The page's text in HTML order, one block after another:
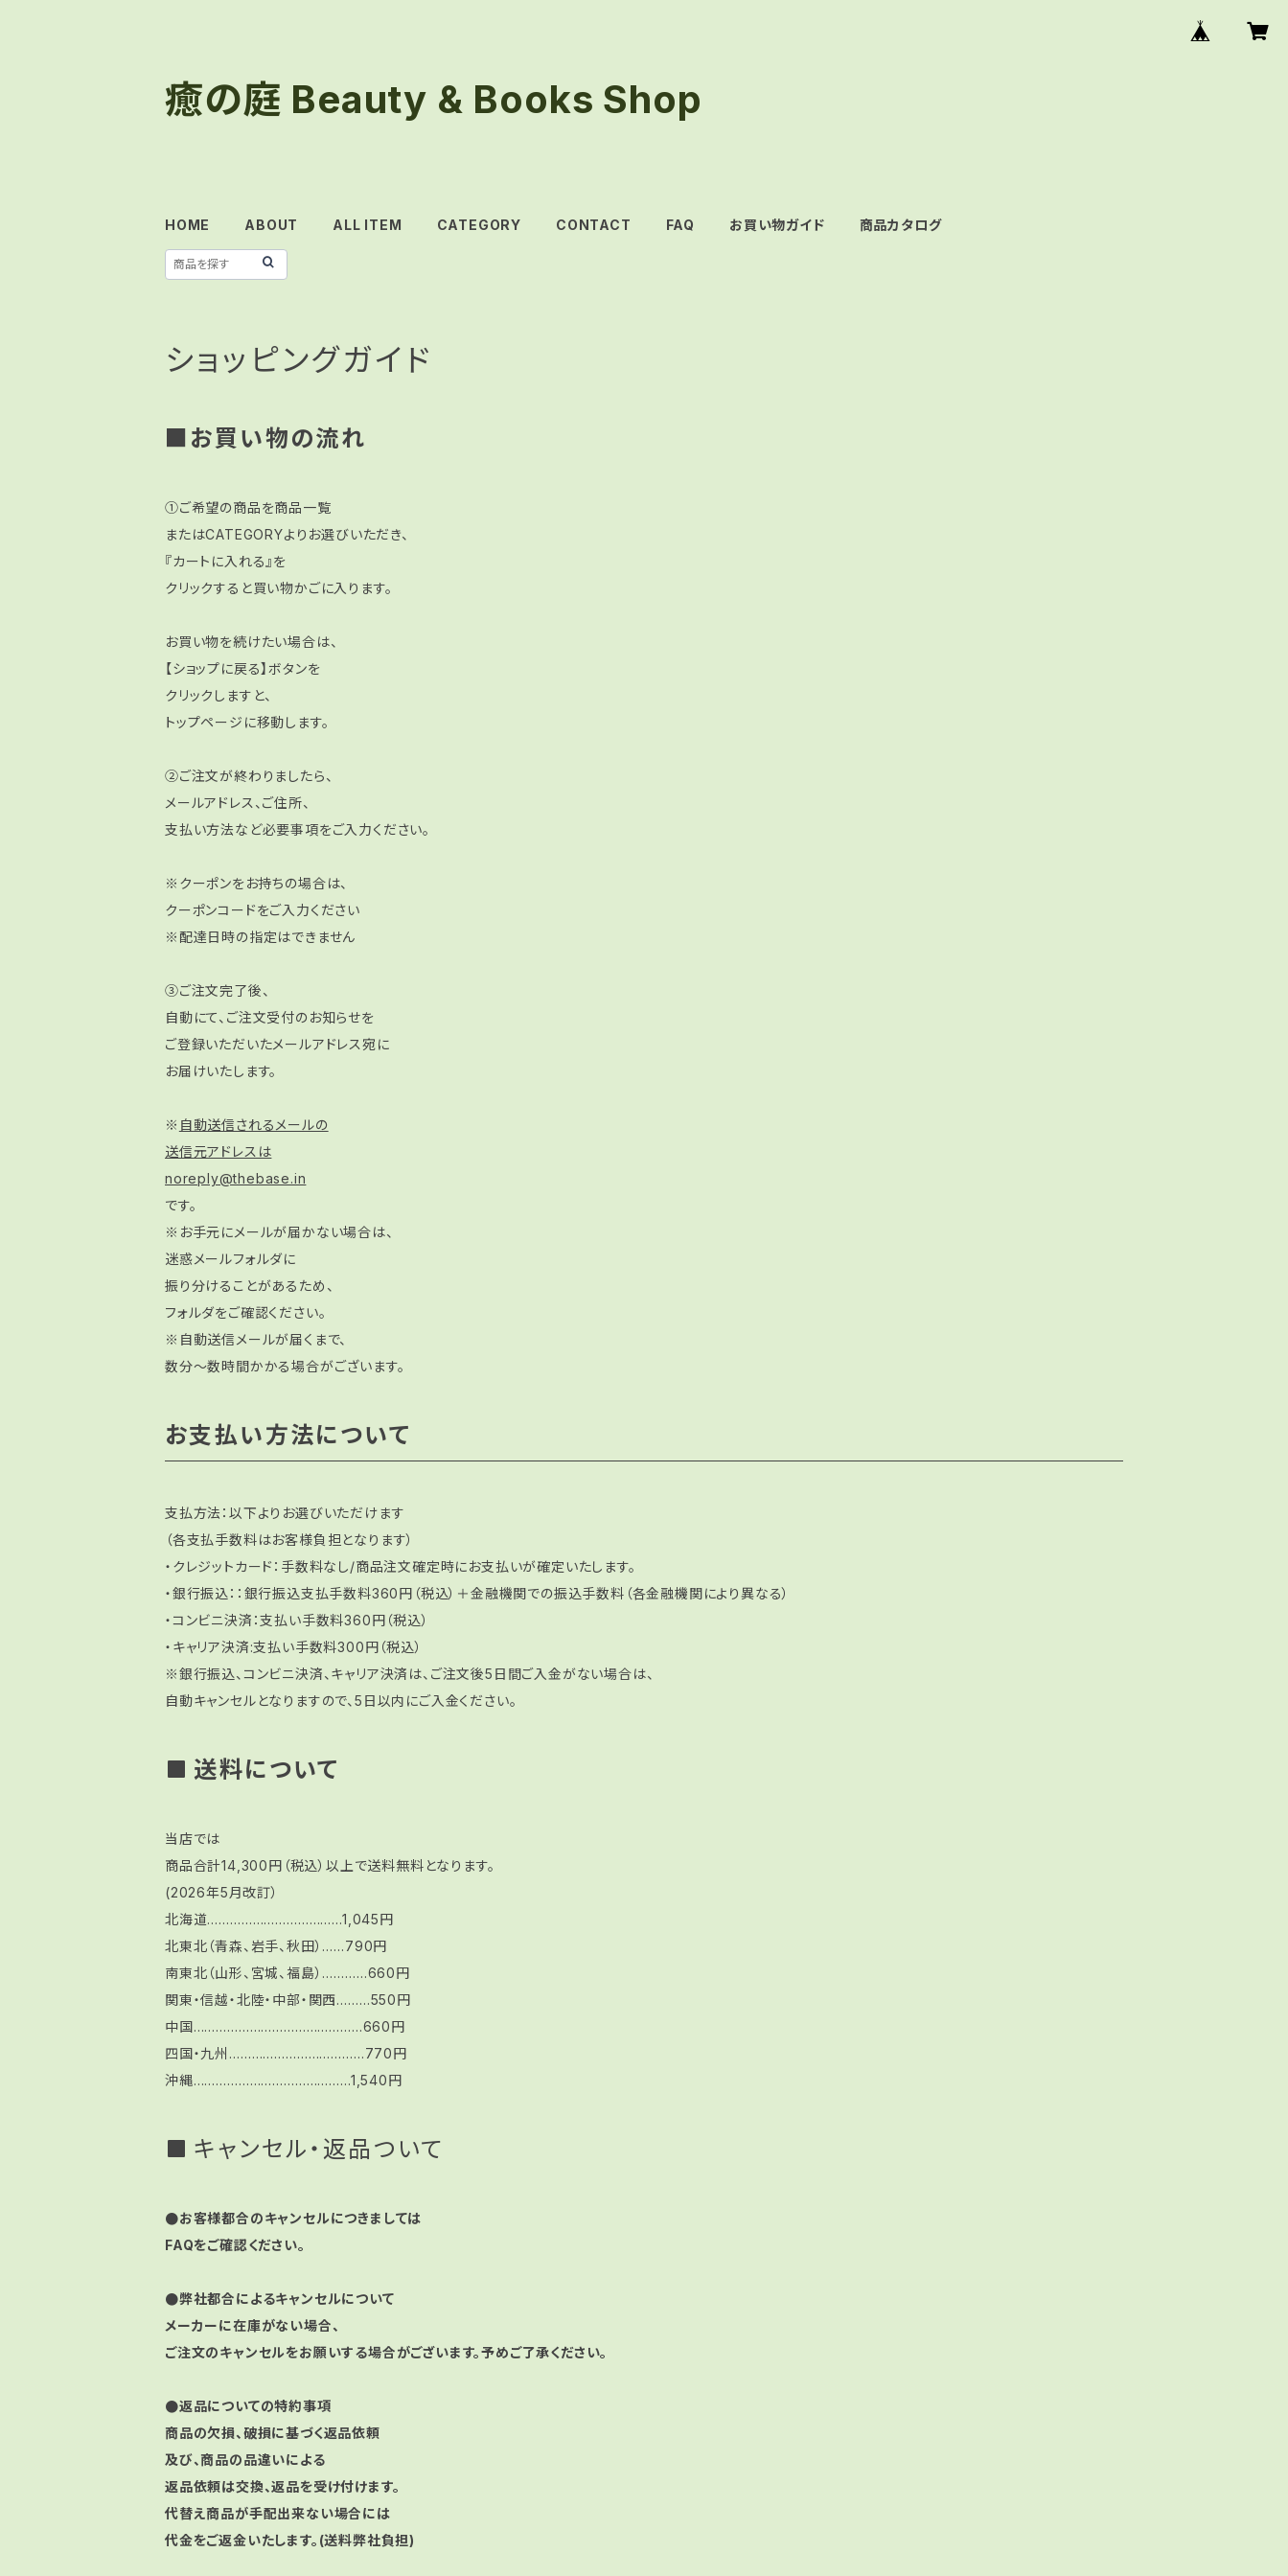
癒の庭 Beauty & Books Shop
HOME ABOUT ALL ITEM CATEGORY CONTACT FAQ お買い物ガイド 商品カタログ
ショッピングガイド
■お買い物の流れ
①ご希望の商品を商品一覧
またはCATEGORYよりお選びいただき、
『カートに入れる』を
クリックすると買い物かごに入ります。
お買い物を続けたい場合は、
【ショップに戻る】ボタンを
クリックしますと、
トップページに移動します。
②ご注文が終わりましたら、
メールアドレス、ご住所、
支払い方法など必要事項をご入力ください。
※クーポンをお持ちの場合は、
クーポンコードをご入力ください
※配達日時の指定はできません
③ご注文完了後、
自動にて、ご注文受付のお知らせを
ご登録いただいたメールアドレス宛に
お届けいたします。
※ 自動送信されるメールの
送信元アドレスは
noreply@thebase.in
です。
※お手元にメールが届かない場合は、
迷惑メールフォルダに
振り分けることがあるため、
フォルダをご確認ください。
※自動送信メールが届くまで、
数分～数時間かかる場合がございます。
お支払い方法について
支払方法：以下よりお選びいただけます
（各支払手数料はお客様負担となります）
・クレジットカード：手数料なし/商品注文確定時にお支払いが確定いたします。
・銀行振込：：銀行振込支払手数料360円（税込）＋金融機関での振込手数料（各金融機関により異なる）
・コンビニ決済：支払い手数料360円（税込）
・キャリア決済:支払い手数料300円（税込）
※銀行振込、コンビニ決済、キャリア決済は、ご注文後5日間ご入金がない場合は、
自動キャンセルとなりますので、5日以内にご入金ください。
送料について
当店では
商品合計14,300円（税込）以上で送料無料となります。
(2026年5月改訂）
北海道………………………………1,045円
北東北（青森、岩手、秋田）……790円
南東北（山形、宮城、福島）…………660円
関東・信越・北陸・中部・関西………550円
中国………………………………………660円
四国・九州………………………………770円
沖縄……………………………………1,540円
キャンセル・返品ついて
●お客様都合のキャンセルにつきましては
FAQをご確認ください。
●弊社都合によるキャンセルについて
メーカーに在庫がない場合、
ご注文のキャンセルをお願いする場合がございます。予めご了承ください。
●返品についての特約事項
商品の欠損、破損に基づく返品依頼
及び、商品の品違いによる
返品依頼は交換、返品を受け付けます。
代替え商品が手配出来ない場合には
代金をご返金いたします。(送料弊社負担)